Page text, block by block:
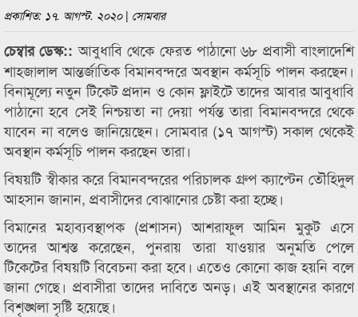
প্রকাশিত: ১৭. আগস্ট. ২০২০ | সোমবার
চেম্বার ডেস্ক::আবুধাবি থেকে ফেরত পাঠানো ৬৮ প্রবাসী বাংলাদেশি
শাহজালাল আন্তর্জাতিক বিমানবন্দরে অবস্থান কর্মসূচি পালন করছেন।
বিনামূল্যে নতুন টিকেট প্রদান ও কোন ফ্লাইটে তাদের আবার আবুধাবি
পাঠানো হবে সেই নিশ্চয়তা না দেয়া পর্যন্ত তারা বিমানবন্দরে থেকে
যাবেন না বলেও জানিয়েছেন। সোমবার (১৭ আগস্ট) সকাল থেকেই
অবস্থান কর্মসূচি পালন করছেন তারা।
বিষয়টি স্বীকার করে বিমানবন্দরের পরিচালক গ্রুপ ক্যাপ্টেন তৌহিদুল
আহসান জানান, প্রবাসীদের বোঝানোর চেষ্টা করা হচ্ছে।
বিমানের মহাব্যবস্থাপক (প্রশাসন) আশরাফুল আমিন মুকুট এসে
তাদের আশ্বস্ত করেছেন, পুনরায় তারা যাওয়ার অনুমতি পেলে
টিকেটের বিষয়টি বিবেচনা করা হবে। এতেও কোনো কাজ হয়নি বলে
জানা গেছে। প্রবাসীরা তাদের দাবিতে অনড়। এই অবস্থানের কারণে
বিশৃঙ্খলা সৃষ্টি হয়েছে।